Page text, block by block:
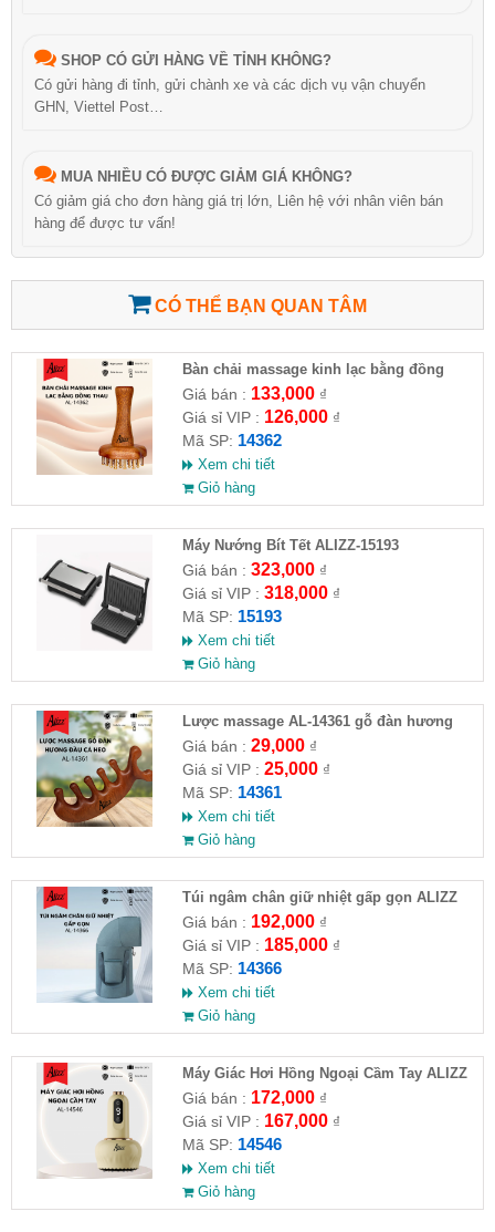
SHOP CÓ GỬI HÀNG VỀ TỈNH KHÔNG?
Có gửi hàng đi tỉnh, gửi chành xe và các dịch vụ vận chuyển
GHN, Viettel Post…
MUA NHIỀU CÓ ĐƯỢC GIẢM GIÁ KHÔNG?
Có giảm giá cho đơn hàng giá trị lớn, Liên hệ với nhân viên bán
hàng để được tư vấn!
CÓ THỂ BẠN QUAN TÂM
Bàn chải massage kinh lạc bằng đồng
thau AL-14362
Giá bán : 133,000₫
Giá sỉ VIP : 126,000₫
Mã SP: 14362
Xem chi tiết
Giỏ hàng
Máy Nướng Bít Tết ALIZZ-15193
Giá bán : 323,000₫
Giá sỉ VIP : 318,000₫
Mã SP: 15193
Xem chi tiết
Giỏ hàng
Lược massage AL-14361 gỗ đàn hương
đầu cá heo
Giá bán : 29,000₫
Giá sỉ VIP : 25,000₫
Mã SP: 14361
Xem chi tiết
Giỏ hàng
Túi ngâm chân giữ nhiệt gấp gọn ALIZZ
AL-14366
Giá bán : 192,000₫
Giá sỉ VIP : 185,000₫
Mã SP: 14366
Xem chi tiết
Giỏ hàng
Máy Giác Hơi Hồng Ngoại Cầm Tay ALIZZ
AL-14546
Giá bán : 172,000₫
Giá sỉ VIP : 167,000₫
Mã SP: 14546
Xem chi tiết
Giỏ hàng